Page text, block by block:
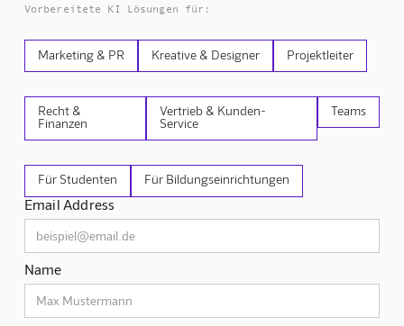
Vorbereitete KI Lösungen für:
Marketing & PR Kreative & Designer Projektleiter
Recht &
Finanzen
Vertrieb & Kunden-
Service
Teams
Für Studenten Für Bildungseinrichtungen
Email Address
Name